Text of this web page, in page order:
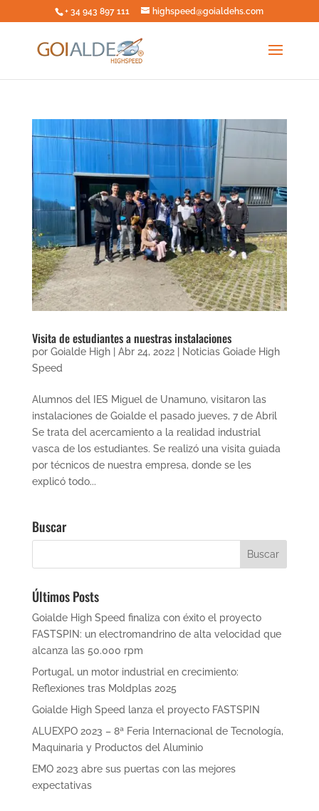
+ 34 943 897 111 highspeed@goialdehs.com
Visita de estudiantes a nuestras instalaciones
por Goialde High| Abr 24, 2022|
Noticias Goiade High
Speed
Alumnos del IES Miguel de Unamuno, visitaron las
instalaciones de Goialde el pasado jueves, 7 de Abril
Se trata del acercamiento a la realidad industrial
vasca de los estudiantes. Se realizó una visita guiada
por técnicos de nuestra empresa, donde se les
explicó todo...
Buscar
Últimos Posts
Goialde High Speed finaliza con éxito el proyecto
FASTSPIN: un electromandrino de alta velocidad que
alcanza las 50.000 rpm
Portugal, un motor industrial en crecimiento:
Reflexiones tras Moldplas 2025
Goialde High Speed lanza el proyecto FASTSPIN
ALUEXPO 2023 – 8ª Feria Internacional de Tecnología,
Maquinaria y Productos del Aluminio
EMO 2023 abre sus puertas con las mejores
expectativas